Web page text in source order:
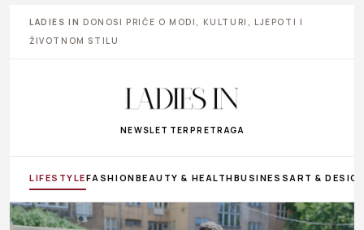
LADIES IN DONOSI PRIČE O MODI, KULTURI, LJEPOTI I
ŽIVOTNOM STILU
NEWSLETTER PRETRAGA
LIFESTYLEFASHIONBEAUTY & HEALTHBUSINESS ART &